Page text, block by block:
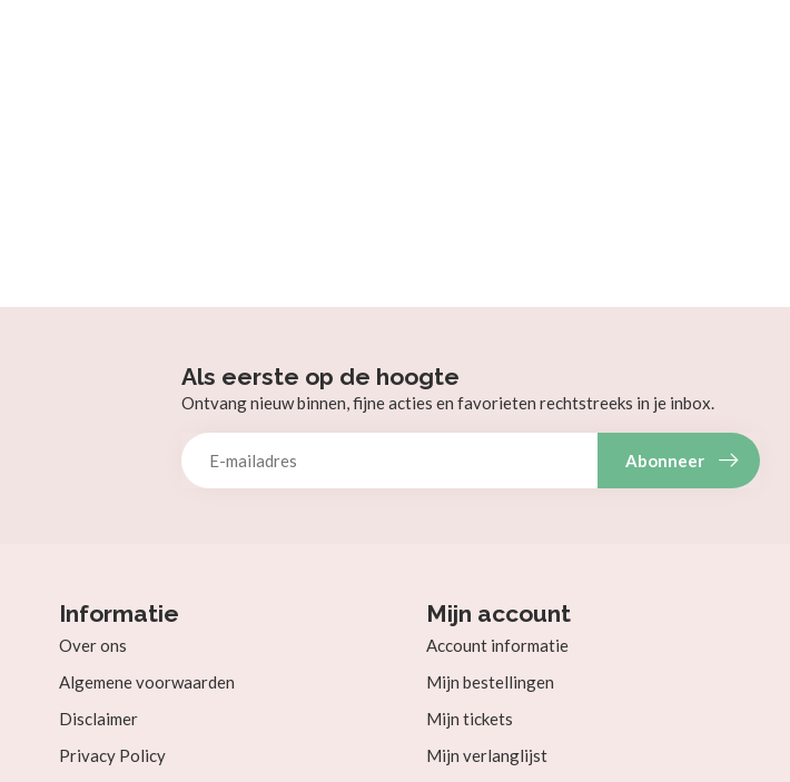
Als eerste op de hoogte
Ontvang nieuw binnen, fijne acties en favorieten rechtstreeks in je inbox.
Abonneer
Informatie
Over ons
Algemene voorwaarden
Disclaimer
Privacy Policy
Mijn account
Account informatie
Mijn bestellingen
Mijn tickets
Mijn verlanglijst